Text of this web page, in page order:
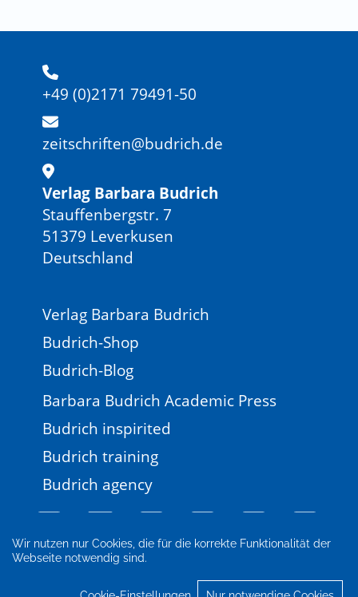
Wir nutzen nur Cookies, die für die korrekte Funktionalität der
Webseite notwendig sind.
+49 (0)2171 79491-50
zeitschriften@budrich.de
Verlag Barbara Budrich
Stauffenbergstr. 7
51379 Leverkusen
Deutschland
Verlag Barbara Budrich
Budrich-Shop
Budrich-Blog
Barbara Budrich Academic Press
Budrich inspirited
Budrich training
Budrich agency
Impressum
Datenschutz
Cookie-Einstellungen